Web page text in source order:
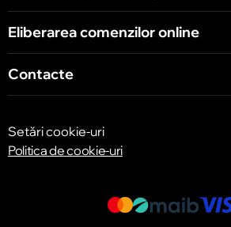
Eliberarea comenzilor online
Contacte
Setări cookie-uri
Politica de cookie-uri